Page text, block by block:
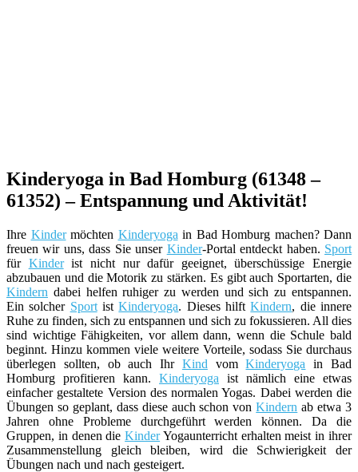
Kinderyoga in Bad Homburg (61348 –
61352) – Entspannung und Aktivität!
Ihre Kindermöchten Kinderyoga in Bad Homburg machen? Dann
freuen wir uns, dass Sie unser Kinder-Portal entdeckt haben. Sport
für Kinderist nicht nur dafür geeignet, überschüssige Energie
abzubauen und die Motorik zu stärken. Es gibt auch Sportarten, die
Kindern dabei helfen ruhiger zu werden und sich zu entspannen.
Ein solcher SportistKinderyoga. Dieses hilftKindern, die innere
Ruhe zu finden, sich zu entspannen und sich zu fokussieren. All dies
sind wichtige Fähigkeiten, vor allem dann, wenn die Schule bald
beginnt. Hinzu kommen viele weitere Vorteile, sodass Sie durchaus
überlegen sollten, ob auch Ihr Kind vomKinderyoga in Bad
Homburg profitieren kann. Kinderyoga ist nämlich eine etwas
einfacher gestaltete Version des normalen Yogas. Dabei werden die
Übungen so geplant, dass diese auch schon vonKindern ab etwa 3
Jahren ohne Probleme durchgeführt werden können. Da die
Gruppen, in denen dieKinderYogaunterricht erhalten meist in ihrer
Zusammenstellung gleich bleiben, wird die Schwierigkeit der
Übungen nach und nach gesteigert.